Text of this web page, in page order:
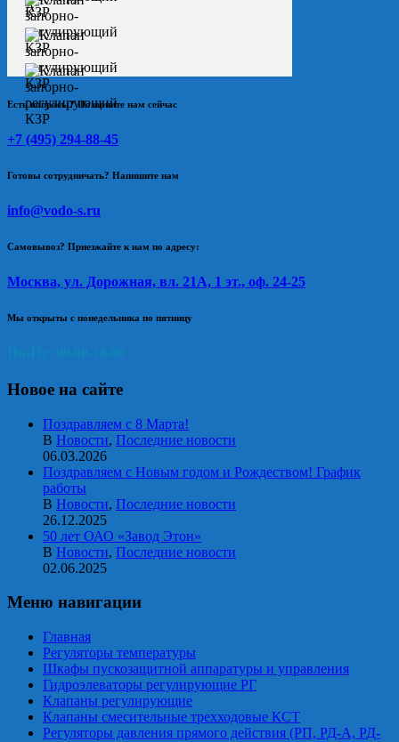
Есть вопросы? Позвоните нам сейчас
+7 (495) 294-88-45
Готовы сотрудничать? Напишите нам
info@vodo-s.ru
Самовывоз? Приезжайте к нам по адресу:
Москва, ул. Дорожная, вл. 21А, 1 эт., оф. 24-25
Мы открыты с понедельника по пятницу
Новое на сайте
Поздравляем с 8 Марта!
В Новости, Последние новости
06.03.2026
Поздравляем с Новым годом и Рождеством! График
работы
В Новости, Последние новости
26.12.2025
50 лет ОАО «Завод Этон»
В Новости, Последние новости
02.06.2025
Меню навигации
Главная
Регуляторы температуры
Шкафы пускозащитной аппаратуры и управления
Гидроэлеваторы регулирующие РГ
Клапаны регулирующие
Клапаны смесительные трехходовые КСТ
Регуляторы давления прямого действия (РП, РД-А, РД-